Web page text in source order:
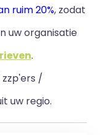
ruim 20%, zodat
uw organisatie
.
/
uw regio.